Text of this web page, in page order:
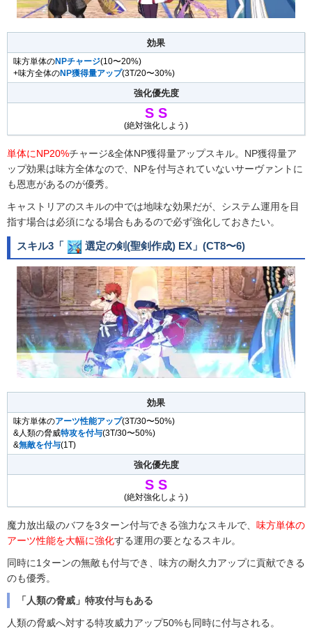
効果
味方単体のNPチャージ(10〜20%)
+味方全体のNP獲得量アップ(3T/20〜30%)
強化優先度
S S
(絶対強化しよう)
単体にNP20%チャージ&全体NP獲得量アップスキル。NP獲得量ア
ップ効果は味方全体なので、NPを付与されていないサーヴァントに
も恩恵があるのが優秀。
キャストリアのスキルの中では地味な効果だが、システム運用を目
指す場合は必須になる場合もあるので必ず強化しておきたい。
スキル3「 選定の剣(聖剣作成) EX 」(CT8〜6)
効果
味方単体のアーツ性能アップ(3T/30〜50%)
&人類の脅威特攻を付与(3T/30〜50%)
&無敵を付与(1T)
強化優先度
S S
(絶対強化しよう)
魔力放出級のバフを3ターン付与できる強力なスキルで、 味方単体の
アーツ性能を大幅に強化する運用の要となるスキル。
同時に1ターンの無敵も付与でき、味方の耐久力アップに貢献できる
のも優秀。
「人類の脅威」特攻付与もある
人類の脅威へ対する特攻威力アップ50%も同時に付与される。